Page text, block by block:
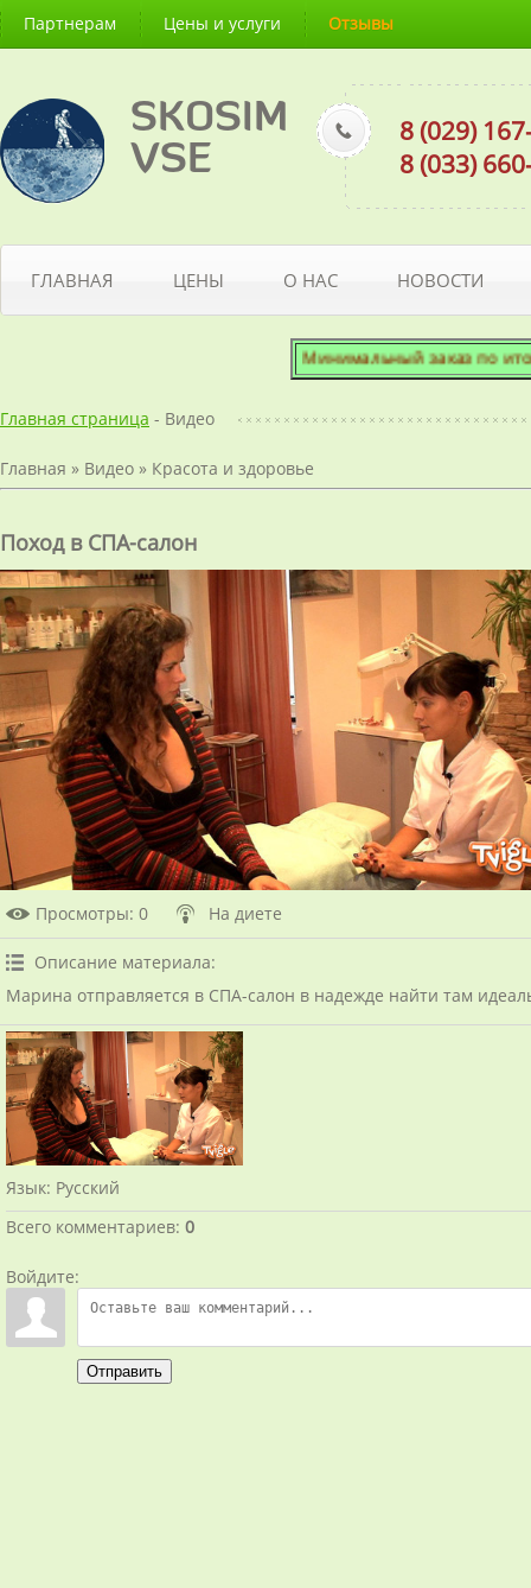
Партнерам Цены и услуги Отзывы
SKOSIM
VSE
8 (029)
8 (033)
ГЛАВНАЯ ЦЕНЫ О НАС НОВОСТИ
Минимальный заказ по
Главная страница - Видео
Главная » Видео » Красота и здоровье
Поход в СПА-салон
Просмотры: 0 На диете
Описание материала:
Марина отправляется в СПА-салон в надежде найти там
Язык: Русский
Всего комментариев: 0
Войдите:
Отправить